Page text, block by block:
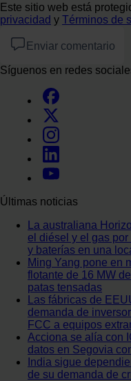
Este sitio web está
privacidad y Términos de
Enviar comentario
Síguenos en redes
Últimas noticias
La australiana
el diésel y el gas
y baterías en una
Ming Yang pone en
flotante de 16 MW
patas tensadas
Las fábricas de
demanda de
FCC a equipos
Acciona se alía con
datos en Segovia
India sigue
de su demanda de